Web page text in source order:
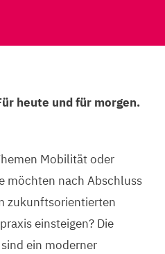
heute und für morgen.
Mobilität oder
möchten nach Abschluss
zukunftsorientierten
einsteigen? Die
ein moderner